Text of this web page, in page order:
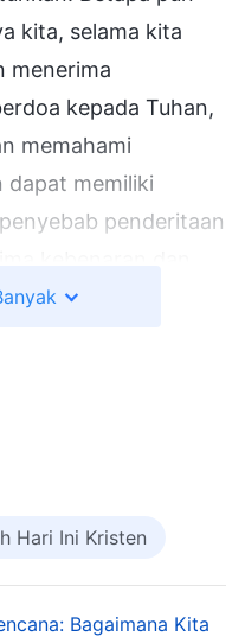
kita, selama kita
menerima
kepada Tuhan,
memahami
dapat memiliki
penderitaan
akan dapat
sukacita dari Tuhan.
bahagia dan
dari penderitaan
Tuhan yang berkata:
dan
Hari Ini Kristen
Bagaimana Kita